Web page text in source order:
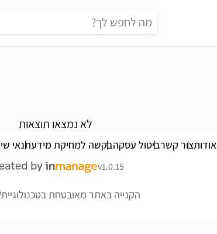
לא נמצאו תוצאות
אודותצור קשרביטול עסקהבקשה למחיקת מידעתנאי
v1.0.15
הקנייה באתר מאובטחת בטכנולוגיית